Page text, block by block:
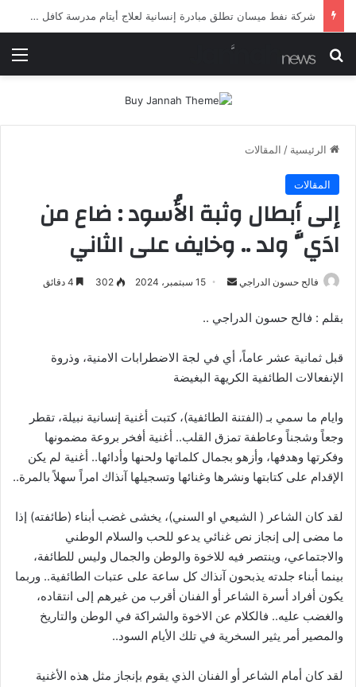
شرطة ميسان تلقي القبض على مطلقي العيارات النارية أثناء تشييع جنائزي في العمارة
بحث عن
الرئيسية / المقالات
المقالات
إلى أبطال وثبة الأُسود : ضاع من
ادَيَّ ولد .. وخايف على الثاني
فالح حسون الدراجي
أرسل
إلكترونيا
15 سبتمبر، 2024 302
بقلم : فالح حسون الدراجي ..
قبل ثمانية عشر عاماً، أي في لجة الاضطرابات الامنية، وذروة
الإنفعالات الطائفية الكريهة البغيضة
وايام ما سمي بـ (الفتنة الطائفية)، كتبت أغنية إنسانية نبيلة، تقطر
وجعاً وشجناً وعاطفة تمزق القلب.. أغنية أفخر بروعة مضمونها
وفكرتها وهدفها، وأزهو بجمال كلماتها ولحنها وأدائها.. أغنية لم يكن
الإقدام على كتابتها ونشرها وغنائها وتسجيلها آنذاك امراً سهلاً بالمرة..
لقد كان الشاعر ( الشيعي او السني)، يخشى غضب أبناء (طائفته) إذا
ما مضى إلى إنجاز نص غنائي يدعو للحب والسلام الوطني
والاجتماعي، وينتصر فيه للاخوة والوطن والجمال وليس للطائفة،
بينما أبناء جلدته يذبحون آنذاك كل ساعة على عتبات الطائفية.. وربما
يكون أفراد أسرة الشاعر أو الفنان أقرب من غيرهم إلى انتقاده،
والغضب عليه.. فالكلام عن الاخوة والشراكة في الوطن والتاريخ
والمصير أمر يثير السخرية في تلك الأيام السود..
لقد كان أمام الشاعر أو الفنان الذي يقوم بإنجاز مثل هذه الأغنية